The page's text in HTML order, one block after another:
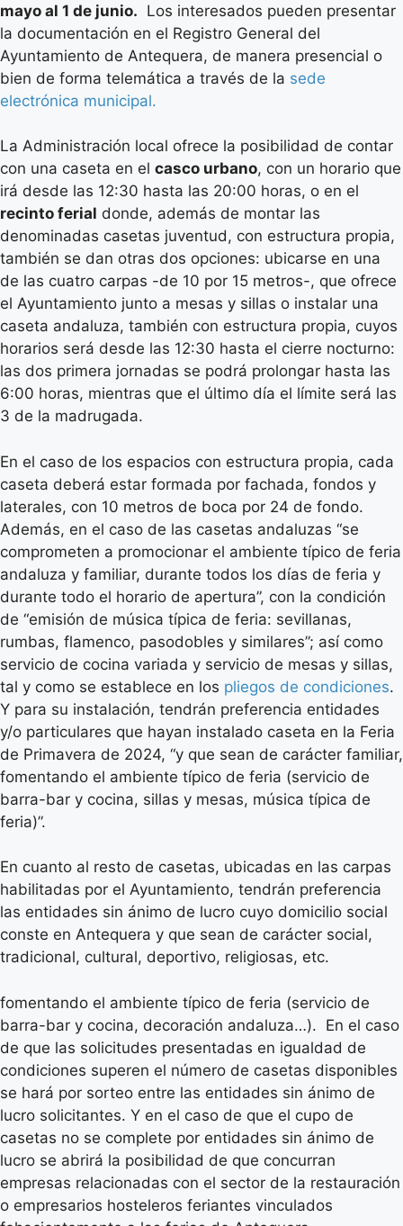
mayo al 1 de junio. Los interesados pueden presentar
la documentación en el Registro General del
Ayuntamiento de Antequera, de manera presencial o
bien de forma telemática a través de la sede
electrónica municipal.
La Administración local ofrece la posibilidad de contar
con una caseta en el casco urbano, con un horario que
irá desde las 12:30 hasta las 20:00 horas, o en el
recinto ferial donde, además de montar las
denominadas casetas juventud, con estructura propia,
también se dan otras dos opciones: ubicarse en una
de las cuatro carpas -de 10 por 15 metros-, que ofrece
el Ayuntamiento junto a mesas y sillas o instalar una
caseta andaluza, también con estructura propia, cuyos
horarios será desde las 12:30 hasta el cierre nocturno:
las dos primera jornadas se podrá prolongar hasta las
6:00 horas, mientras que el último día el límite será las
3 de la madrugada.
En el caso de los espacios con estructura propia, cada
caseta deberá estar formada por fachada, fondos y
laterales, con 10 metros de boca por 24 de fondo.
Además, en el caso de las casetas andaluzas “se
comprometen a promocionar el ambiente típico de feria
andaluza y familiar, durante todos los días de feria y
durante todo el horario de apertura”, con la condición
de “emisión de música típica de feria: sevillanas,
rumbas, flamenco, pasodobles y similares”; así como
servicio de cocina variada y servicio de mesas y sillas,
tal y como se establece en los pliegos de condiciones.
Y para su instalación, tendrán preferencia entidades
y/o particulares que hayan instalado caseta en la Feria
de Primavera de 2024, “y que sean de carácter familiar,
fomentando el ambiente típico de feria (servicio de
barra-bar y cocina, sillas y mesas, música típica de
feria)”.
En cuanto al resto de casetas, ubicadas en las carpas
habilitadas por el Ayuntamiento, tendrán preferencia
las entidades sin ánimo de lucro cuyo domicilio social
conste en Antequera y que sean de carácter social,
tradicional, cultural, deportivo, religiosas, etc.
fomentando el ambiente típico de feria (servicio de
barra-bar y cocina, decoración andaluza…). En el caso
de que las solicitudes presentadas en igualdad de
condiciones superen el número de casetas disponibles
se hará por sorteo entre las entidades sin ánimo de
lucro solicitantes. Y en el caso de que el cupo de
casetas no se complete por entidades sin ánimo de
lucro se abrirá la posibilidad de que concurran
empresas relacionadas con el sector de la restauración
o empresarios hosteleros feriantes vinculados